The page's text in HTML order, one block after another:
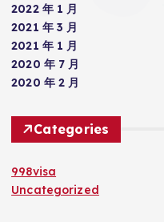
2022 年 1 月
2021 年 3 月
2021 年 1 月
2020 年 7 月
2020 年 2 月
Categories
998visa
Uncategorized